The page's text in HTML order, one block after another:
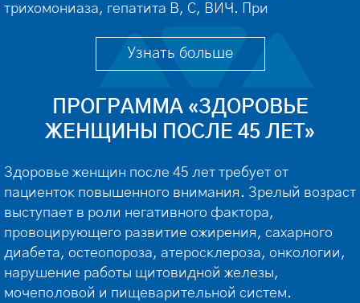
трихомониаза, гепатита В, С, ВИЧ. При
венеролог определит тип возбудителя инфекции и
оценит степень развития болезни. ⠀ Показания к
ощущения […]
Узнать больше
ПРОГРАММА «ЗДОРОВЬЕ
ЖЕНЩИНЫ ПОСЛЕ 45 ЛЕТ»
Здоровье женщин после 45 лет требует от
пациенток повышенного внимания. Зрелый возраст
выступает в роли негативного фактора,
провоцирующего развитие ожирения, сахарного
диабета, остеопороза, атеросклероза, онкологии,
нарушение работы щитовидной железы,
мочеполовой и пищеварительной систем.